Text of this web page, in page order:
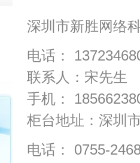
深圳市新胜网络
电话：
联系人：宋先生
手机：
柜台地址：深圳
电话： 0755-